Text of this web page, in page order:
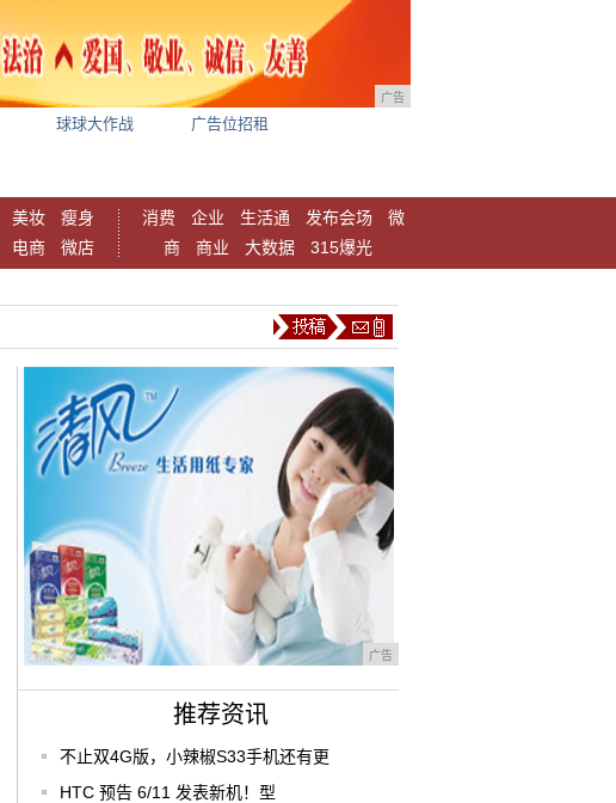
广告
球球大作战 广告位招租
美妆
瘦身
电商 微店
消费 企业 生活通 发布会场
微
商
商业 大数据 315爆光
广告
推荐资讯
不止双4G版，小辣椒S33手机还有更
HTC 预告 6/11 发表新机！型